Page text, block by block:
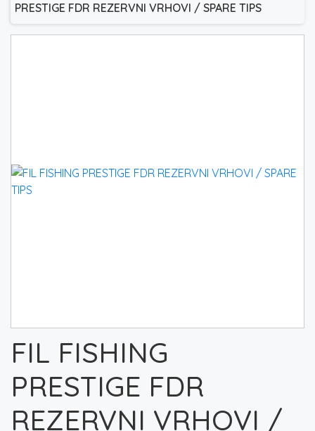
PRESTIGE FDR REZERVNI VRHOVI / SPARE TIPS
FIL FISHING
PRESTIGE FDR
REZERVNI VRHOVI /